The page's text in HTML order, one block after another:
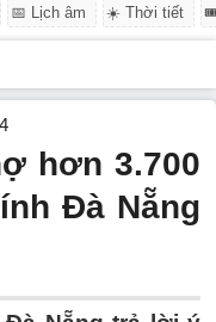
📅 Lịch âm ☀️ Thời tiết
hơn 3.700
Đà Nẵng